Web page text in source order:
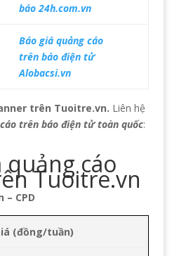
báo 24h.com.vn
Báo giá quảng cáo
trên báo điện tử
Alobacsi.vn
trên Tuoitre.vn. Liên hệ
trên báo điện tử toàn quốc:
quảng cáo
Tuoitre.vn
CPD
(đồng/tuần)